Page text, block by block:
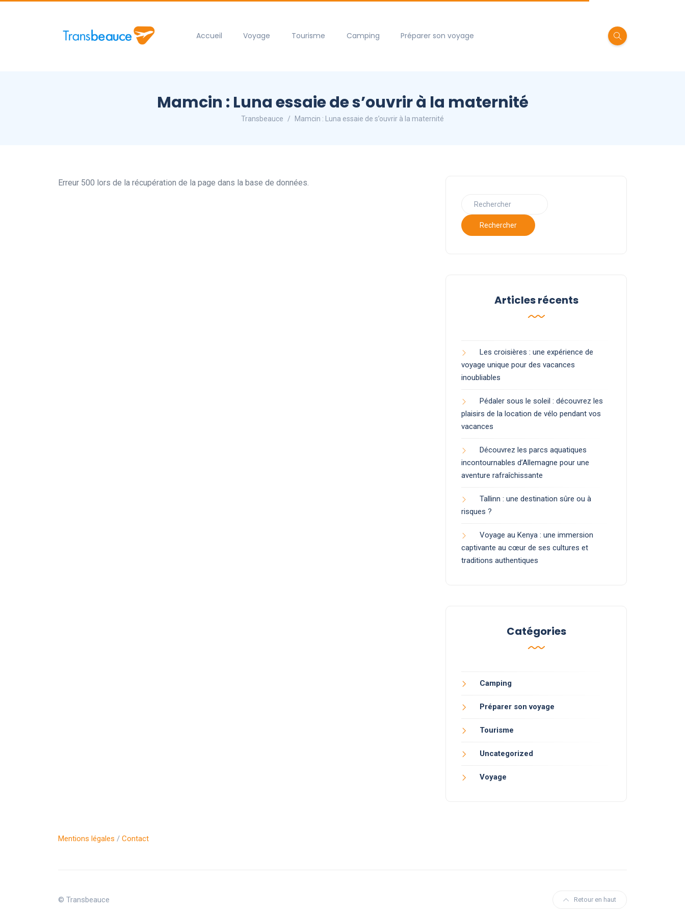
Accueil Voyage Tourisme Camping Préparer son voyage
Mamcin : Luna essaie de s’ouvrir à la maternité
Transbeauce Mamcin : Luna essaie de s’ouvrir à la maternité
Erreur 500 lors de la récupération de la page dans la base de données.
Articles récents
Les croisières : une expérience de
voyage unique pour des vacances
inoubliables
Pédaler sous le soleil : découvrez les
plaisirs de la location de vélo pendant vos
vacances
Découvrez les parcs aquatiques
incontournables d’Allemagne pour une
aventure rafraîchissante
Tallinn : une destination sûre ou à
risques ?
Voyage au Kenya : une immersion
captivante au cœur de ses cultures et
traditions authentiques
Catégories
Camping
Préparer son voyage
Tourisme
Uncategorized
Voyage
Mentions légales / Contact
© Transbeauce Retour en haut